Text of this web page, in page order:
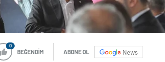
News